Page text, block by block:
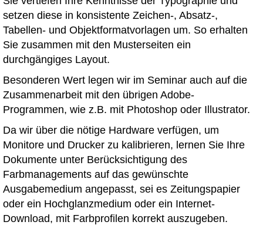
setzen diese in konsistente Zeichen-, Absatz-,
Tabellen- und Objektformatvorlagen um. So erhalten
Sie zusammen mit den Musterseiten ein
durchgängiges Layout.
Besonderen Wert legen wir im Seminar auch auf die
Zusammenarbeit mit den übrigen Adobe-
Programmen, wie z.B. mit Photoshop oder Illustrator.
Da wir über die nötige Hardware verfügen, um
Monitore und Drucker zu kalibrieren, lernen Sie Ihre
Dokumente unter Berücksichtigung des
Farbmanagements auf das gewünschte
Ausgabemedium angepasst, sei es Zeitungspapier
oder ein Hochglanzmedium oder ein Internet-
Download, mit Farbprofilen korrekt auszugeben.